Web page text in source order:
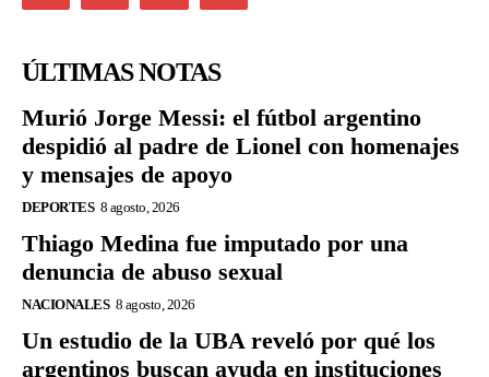
ÚLTIMAS NOTAS
Murió Jorge Messi: el fútbol argentino
despidió al padre de Lionel con homenajes
y mensajes de apoyo
DEPORTES 8 agosto, 2026
Thiago Medina fue imputado por una
denuncia de abuso sexual
NACIONALES 8 agosto, 2026
Un estudio de la UBA reveló por qué los
argentinos buscan ayuda en instituciones